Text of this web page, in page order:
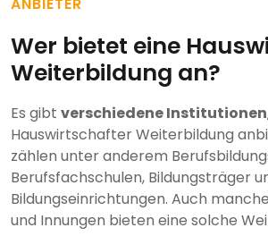
ANBIETER
Wer bietet eine
Weiterbildung an?
Es gibt verschiedene Institutionen
Hauswirtschafter Weiterbildung
zählen unter anderem
Berufsfachschulen, Bildungsträger
Bildungseinrichtungen. Auch
und Innungen bieten eine solche